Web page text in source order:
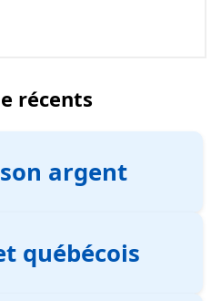
récents
argent
québécois